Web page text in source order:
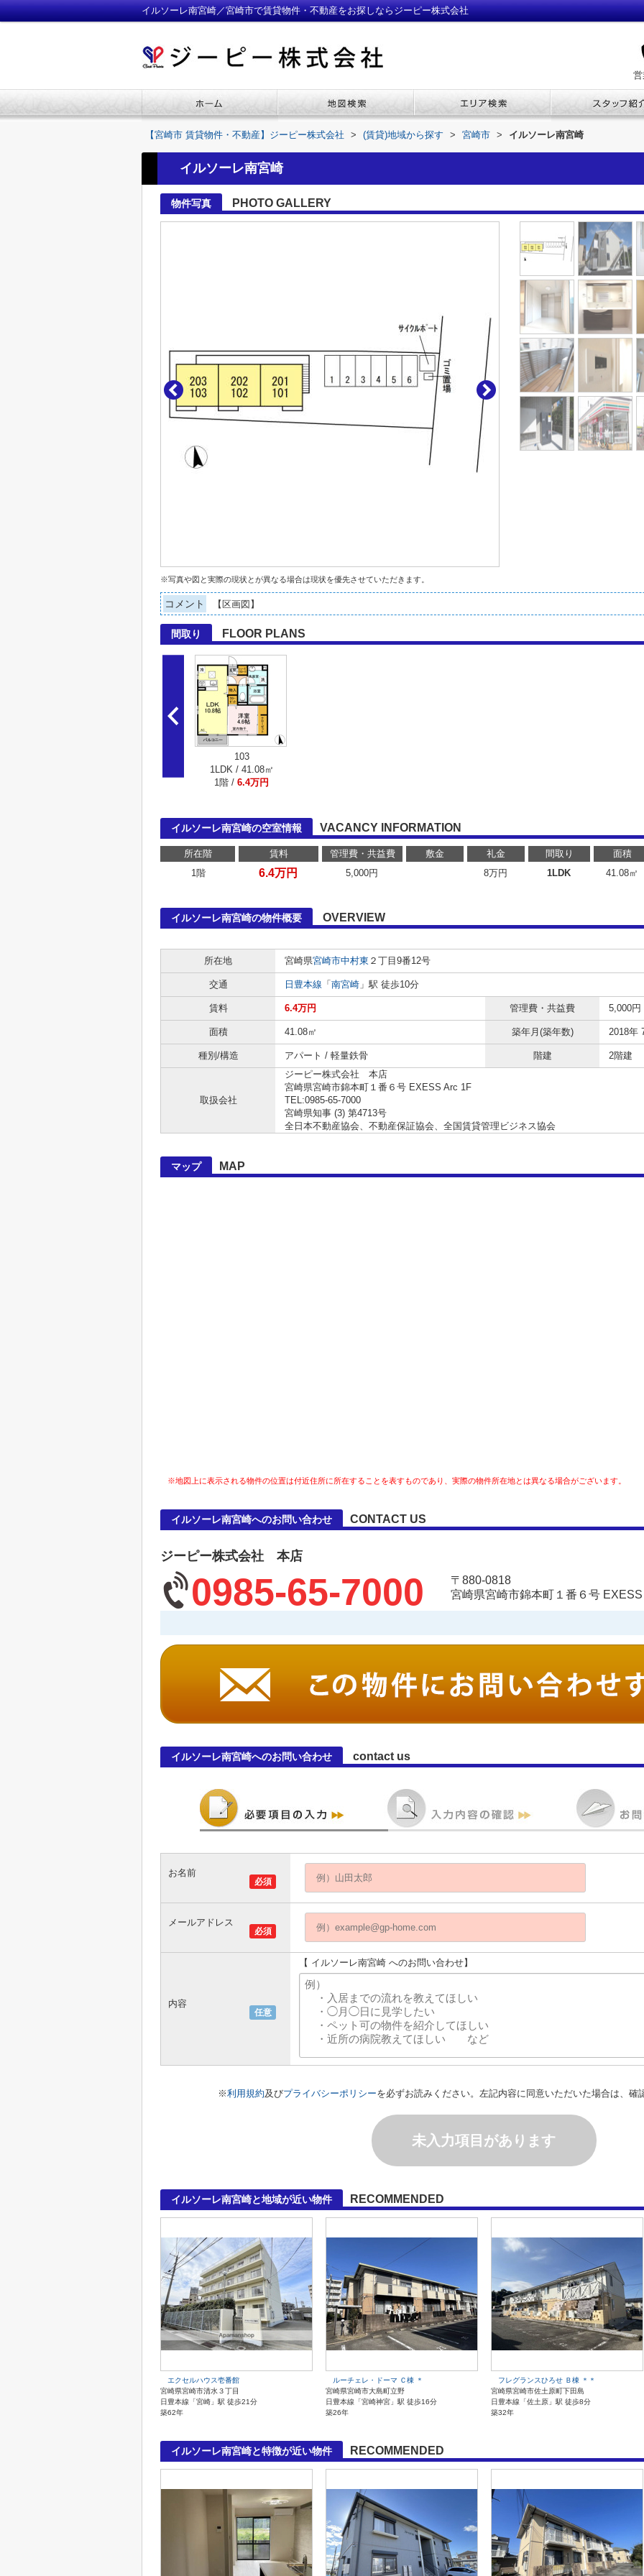
イルソーレ南宮崎／宮崎市で賃貸物件・不動産をお探しならジーピー株式会社
【宮崎市 賃貸物件・不動産】ジーピー株式会社 > (賃貸)地域から探す > 宮崎市 > イルソーレ南宮崎
イルソーレ南宮崎
物件写真 PHOTO GALLERY
※写真や図と実際の現状とが異なる場合は現状を優先させていただきます。
コメント 【区画図】
間取り FLOOR PLANS
103
1LDK / 41.08㎡
1階 / 6.4万円
イルソーレ南宮崎の空室情報 VACANCY INFORMATION
所在階 賃料 管理費・共益費 敷金 礼金 間取り
面積
1階
6.4万円 5,000円 8万円 1LDK 41.08㎡
イルソーレ南宮崎の物件概要 OVERVIEW
所在地 宮崎県宮崎市中村東 ２丁目9番12号
交通 日豊本線 「 南宮崎 」駅 徒歩10分
賃料 6.4万円 管理費・共益費 5,000円
面積 41.08㎡ 築年月(築年数) 2018年
種別/構造 アパート / 軽量鉄骨 階建 2階建
取扱会社
ジーピー株式会社 本店
宮崎県宮崎市錦本町１番６号 EXESS Arc 1F
TEL:0985-65-7000
宮崎県知事 (3) 第4713号
全日本不動産協会、不動産保証協会、全国賃貸管理ビジネス協会
マップ MAP
※地図上に表示される物件の位置は付近住所に所在することを表すものであり、実際の物件所在地とは異なる場合がございます。
イルソーレ南宮崎へのお問い合わせ CONTACT US
ジーピー株式会社 本店
0985-65-7000
〒880-0818
宮崎県宮崎市錦本町１番６号
イルソーレ南宮崎へのお問い合わせ contact us
必須
お名前
必須
メールアドレス
任意
内容
【 イルソーレ南宮崎 へのお問い合わせ】
※利用規約及びプライバシーポリシーを必ずお読みください。左記内容に同意いただいた場合は、確
未入力項目があります
イルソーレ南宮崎と地域が近い物件 RECOMMENDED
エクセルハウス壱番館
宮崎県宮崎市清水３丁目
日豊本線「宮崎」駅 徒歩21分
築62年
ルーチェレ・ドーマ Ｃ棟 ＊
宮崎県宮崎市大島町立野
日豊本線「宮崎神宮」駅 徒歩16分
築26年
フレグランスひろせ Ｂ棟 ＊＊
宮崎県宮崎市佐土原町下田島
日豊本線「佐土原」駅 徒歩8分
築32年
イルソーレ南宮崎と特徴が近い物件 RECOMMENDED